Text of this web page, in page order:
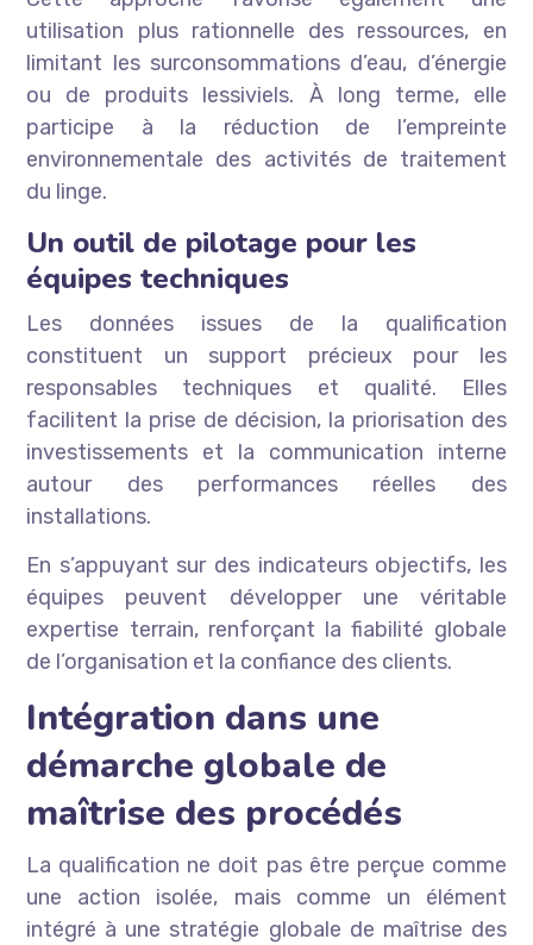
utilisation plus rationnelle des ressources, en
limitant les surconsommations d’eau, d’énergie
ou de produits lessiviels. À long terme, elle
participe à la réduction de l’empreinte
environnementale des activités de traitement
du linge.
Un outil de pilotage pour les
équipes techniques
Les données issues de la qualification
constituent un support précieux pour les
responsables techniques et qualité. Elles
facilitent la prise de décision, la priorisation des
investissements et la communication interne
autour des performances réelles des
installations.
En s’appuyant sur des indicateurs objectifs, les
équipes peuvent développer une véritable
expertise terrain, renforçant la fiabilité globale
de l’organisation et la confiance des clients.
Intégration dans une
démarche globale de
maîtrise des procédés
La qualification ne doit pas être perçue comme
une action isolée, mais comme un élément
intégré à une stratégie globale de maîtrise des